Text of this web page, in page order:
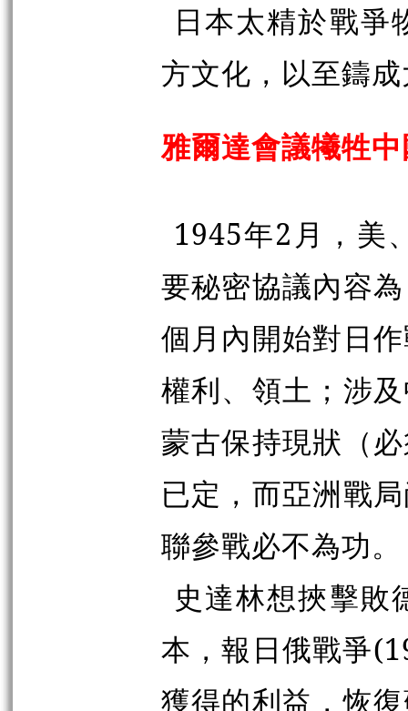
日本太精於戰爭
方文化，以至鑄
雅爾達會議犧牲
1945年2月，美
要秘密協議內容
個月內開始對日
權利、領土；涉
蒙古保持現狀（
已定，而亞洲戰
聯參戰必不為功。
史達林想挾擊敗
本，報日俄戰爭
獲得的利益，恢